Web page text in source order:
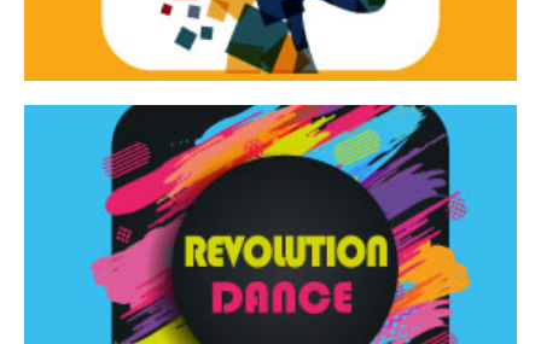
Revolution Dance
Rassegna di danza contemporanea – I Edizione